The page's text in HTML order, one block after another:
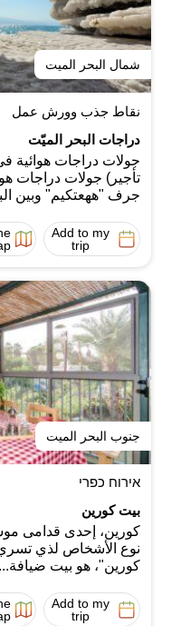
شمال البحر الميت
نقاط جذب وورش عمل
دراجات البحر الميّت
جولات دراجات هوائية
تأجير) جولات دراجات
جرف "ههعتكيم" وبين
Add to my
trip
جنوب البحر الميت
אירוח כפרי
بيت كورين
كورين، إحدى قدامى
نوع الأشخاص لذي
كورين"، هو بيت ضيافة...
Add to my
trip